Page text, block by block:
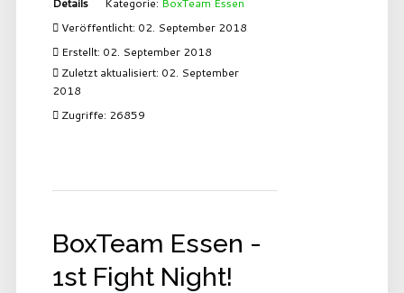
Veröffentlicht: 02. September 2018
Erstellt: 02. September 2018
Zuletzt aktualisiert: 02. September
2018
Zugriffe: 26859
BoxTeam Essen -
1st Fight Night!